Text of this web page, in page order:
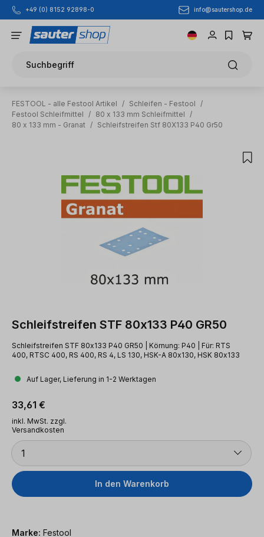
Zum Hauptinhalt springen
+49 (0) 8152 92898-0 info@sautershop.de
Suchbegriff
FESTOOL - alle Festool Artikel / Schleifen - Festool
/
Festool Schleifmittel
/ 80 x 133 mm Schleifmittel
/
80 x 133 mm - Granat / Schleifstreifen Stf 80X133 P40 Gr50
Schleifstreifen STF 80x133 P40 GR50
Schleifstreifen STF 80x133 P40 GR50 | Körnung: P40 | Für: RTS
400, RTSC 400, RS 400, RS 4, LS 130, HSK-A 80x130, HSK 80x133
Auf Lager, Lieferung in 1-2 Werktagen
Regulärer Preis:
33,61 €
inkl. MwSt. zzgl.
Versandkosten
Anzahl
1
In den Warenkorb
Marke: Festool